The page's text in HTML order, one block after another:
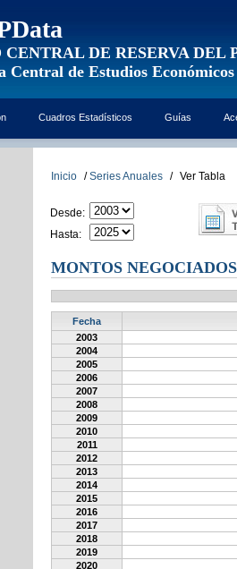
CENTRAL DE RESERVA DEL
Central de Estudios Económicos
Cuadros Estadísticos Guías
Inicio / Series Anuales / Ver Tabla
Desde:
Hasta:
MONTOS
Fecha
2003
2004
2005
2006
2007
2008
2009
2010
2011
2012
2013
2014
2015
2016
2017
2018
2019
2020